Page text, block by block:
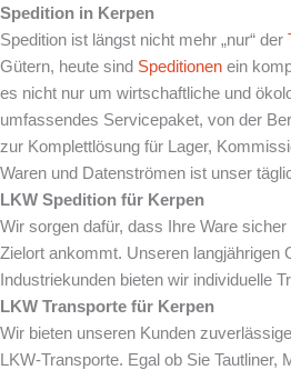
Spedition in Kerpen
Spedition ist längst nicht mehr „nur“ der
Gütern, heute sind Speditionen ein
es nicht nur um wirtschaftliche und
umfassendes Servicepaket, von der
zur Komplettlösung für Lager,
Waren und Datenströmen ist unser
LKW Spedition für Kerpen
Wir sorgen dafür, dass Ihre Ware
Zielort ankommt. Unseren langjährigen
Industriekunden bieten wir individuelle
LKW Transporte für Kerpen
Wir bieten unseren Kunden
LKW-Transporte. Egal ob Sie Tautliner,